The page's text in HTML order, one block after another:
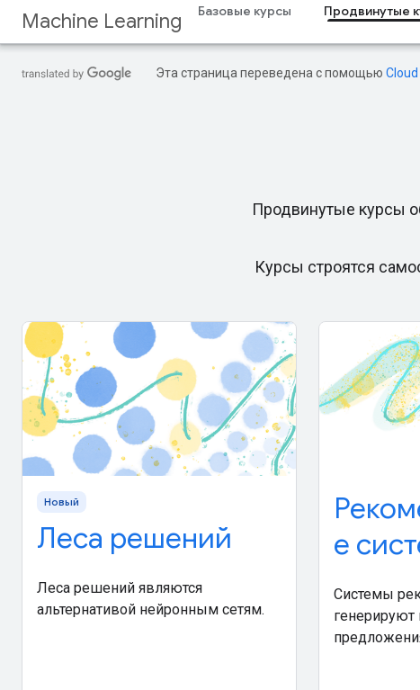
Machine Learning Базовые курсы Продвинутые
Эта страница переведена с помощью
Продвинутые курсы
Курсы строятся
Новый
Леса решений
Леса решений являются
альтернативой нейронным сетям.
е
Системы
генерируют